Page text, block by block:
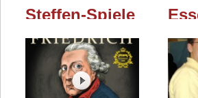
Steffen-Spiele
& AVA
Jubiläumsedition
(Steffen-Spiele)